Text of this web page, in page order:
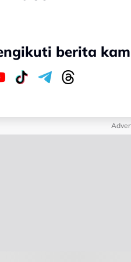
berita